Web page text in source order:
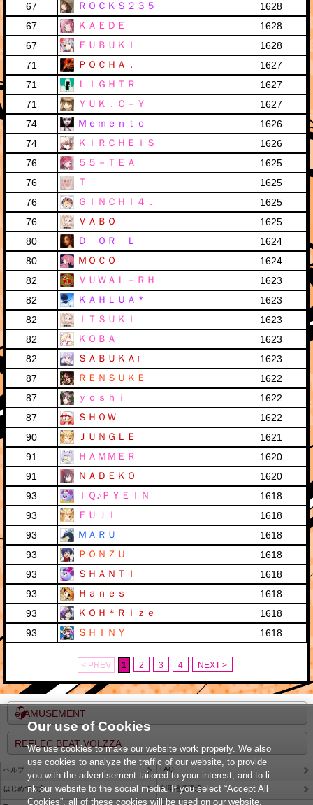
67
ＲＯＣＫＳ２３５
1628
67
ＫＡＥＤＥ
1628
67
ＦＵＢＵＫＩ
1628
71
ＰＯＣＨＡ．
1627
71
ＬＩＧＨＴＲ
1627
71
ＹＵＫ．Ｃ－Ｙ
1627
74
Ｍｅｍｅｎｔｏ
1626
74
ＫｉＲＣＨＥｉＳ
1626
76
５５－ＴＥＡ
1625
76
Ｔ
1625
76
ＧＩＮＣＨＩ４．
1625
76
ＶＡＢＯ
1625
80
Ｄ ＯＲ Ｌ
1624
80
ＭＯＣＯ
1624
82
ＶＵＷＡＬ－ＲＨ
1623
82
ＫＡＨＬＵＡ＊
1623
82
ＩＴＳＵＫＩ
1623
82
ＫＯＢＡ
1623
82
ＳＡＢＵＫＡ↑
1623
87
ＲＥＮＳＵＫＥ
1622
87
ｙｏｓｈｉ
1622
87
ＳＨＯＷ
1622
90
ＪＵＮＧＬＥ
1621
91
ＨＡＭＭＥＲ
1620
91
ＮＡＤＥＫＯ
1620
93
ＩＱ♪ＰＹＥＩＮ
1618
93
ＦＵＪＩ
1618
93
ＭＡＲＵ
1618
93
ＰＯＮＺＵ
1618
93
ＳＨＡＮＴＩ
1618
93
Ｈａｎｅｓ
1618
93
ＫＯＨ＊Ｒｉｚｅ
1618
93
ＳＨＩＮＹ 1618
< PREV 1 2 3 4 NEXT >
e-AMUSEMENT
REFLEC BEAT VOLZZA
ヘルプ FAQ
はじめての方 利用推奨環境
Our use of Cookies
We use cookies to make our website work properly. We also
use cookies to analyze the traffic of our website, to provide
you with the advertisement tailored to your interest, and to li
nk our website to the social media. If you select “Accept All
Cookies”, all of these cookies will be used on our website.